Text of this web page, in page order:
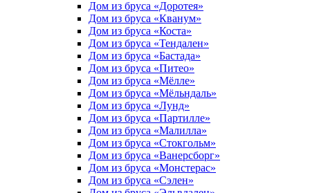
Дом из бруса «Доротея»
Дом из бруса «Кванум»
Дом из бруса «Коста»
Дом из бруса «Тендален»
Дом из бруса «Бастада»
Дом из бруса «Питео»
Дом из бруса «Мёлле»
Дом из бруса «Мёльндаль»
Дом из бруса «Лунд»
Дом из бруса «Партилле»
Дом из бруса «Малилла»
Дом из бруса «Стокгольм»
Дом из бруса «Ванерсборг»
Дом из бруса «Монстерас»
Дом из бруса «Сэлен»